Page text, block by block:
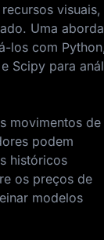
visuais,
Uma
los com Python,
Scipy para
movimentos de
podem
históricos
os preços de
modelos